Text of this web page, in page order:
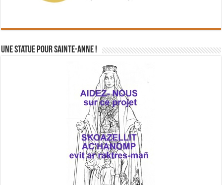
Une statue pour Sainte-Anne !